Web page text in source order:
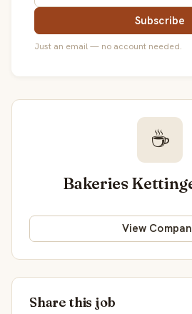
Subscribe
Just an email — no account needed.
☕
Bakeries
View
Share this job